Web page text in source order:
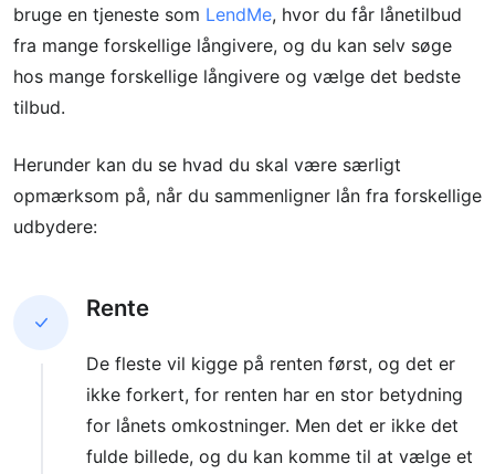
bruge en tjeneste som LendMe, hvor du får lånetilbud
fra mange forskellige långivere, og du kan selv søge
hos mange forskellige långivere og vælge det bedste
tilbud.
Herunder kan du se hvad du skal være særligt
opmærksom på, når du sammenligner lån fra forskellige
udbydere:
Rente
De fleste vil kigge på renten først, og det er
ikke forkert, for renten har en stor betydning
for lånets omkostninger. Men det er ikke det
fulde billede, og du kan komme til at vælge et